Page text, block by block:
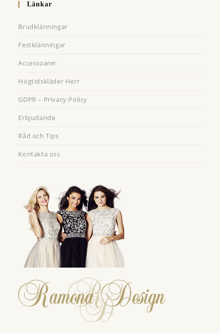
tab
Länkar
Brudklänningar
Festklänningar
Accessoarer
Högtidskläder Herr
GDPR – Privacy Policy
Erbjudande
Råd och Tips
Kontakta oss